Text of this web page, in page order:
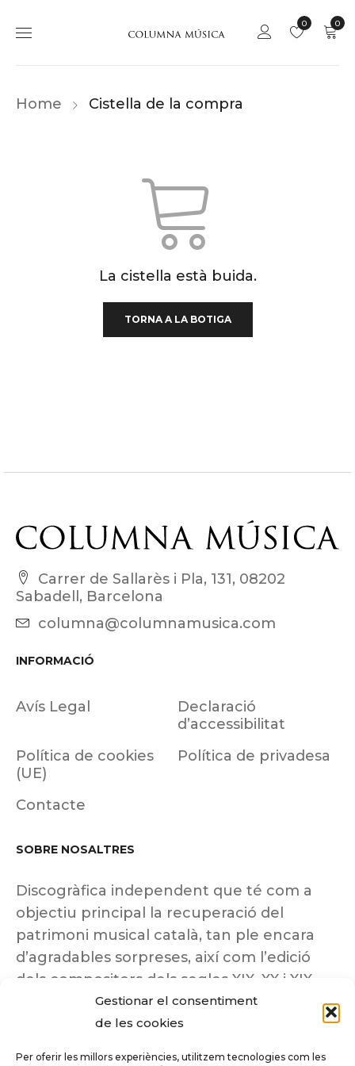
Gestionar el consentiment
de les cookies
Per oferir les millors experiències, utilitzem tecnologies com les
0
0
Home Cistella de la compra
La cistella està buida.
TORNA A LA BOTIGA
Carrer de Sallarès i Pla, 131, 08202
Sabadell, Barcelona
columna@columnamusica.com
INFORMACIÓ
Avís Legal
Declaració
d’accessibilitat
Política de cookies
(UE)
Política de privadesa
Contacte
SOBRE NOSALTRES
Discogràfica independent que té com a
objectiu principal la recuperació del
patrimoni musical català, tan ple encara
d’agradables sorpreses, així com l’edició
dels compositors dels segles XIX, XX i XIX
insuficientment coneguts.